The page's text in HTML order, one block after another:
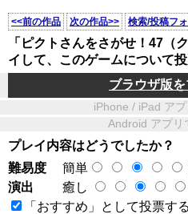
<<前の作品 次の作品>> 検索/投稿フ
「ピクトさんをさがせ！47（
イして、このゲームについて
ブラウザ版
iPhone / iPad ア
Android アプリ
プレイ内容はどうでしたか？
難易度
簡単
演出
癒し
「おすすめ」として投票する